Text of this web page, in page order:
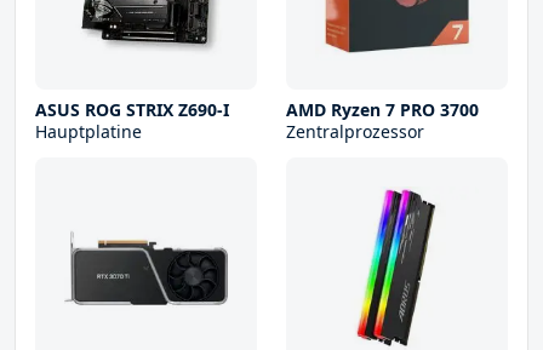
ASUS ROG STRIX Z690-I
Hauptplatine
AMD Ryzen 7 PRO 3700
Zentralprozessor